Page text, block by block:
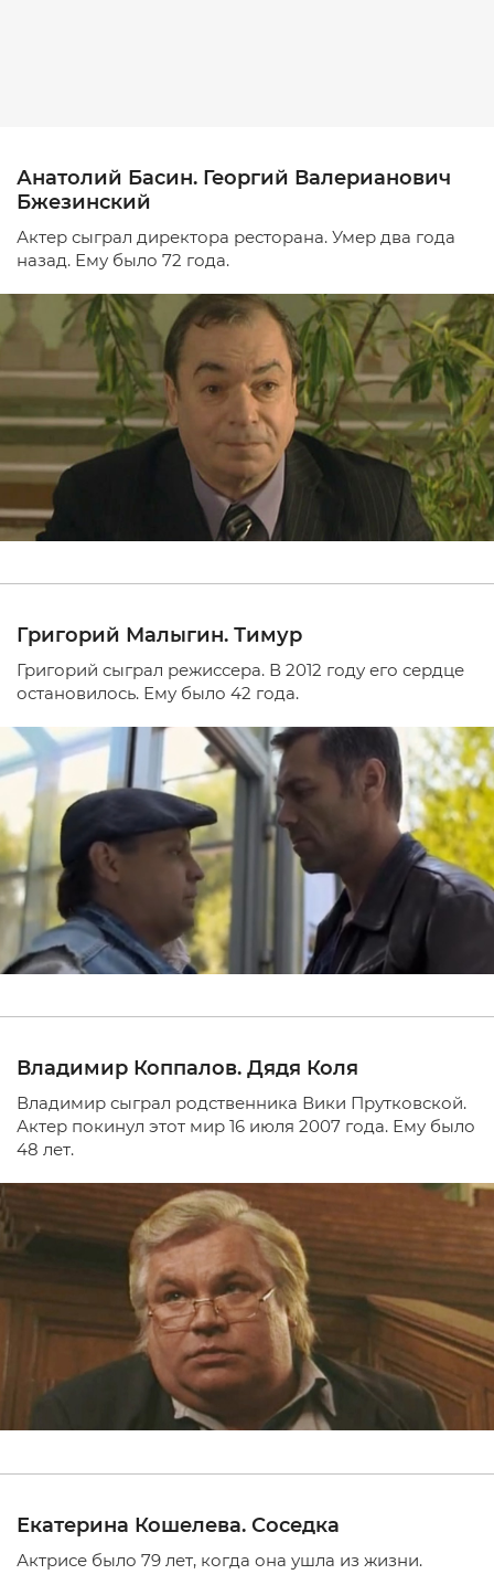
Анатолий Басин. Георгий Валерианович
Бжезинский
Актер сыграл директора ресторана. Умер два года
назад. Ему было 72 года.
Григорий Малыгин. Тимур
Григорий сыграл режиссера. В 2012 году его сердце
остановилось. Ему было 42 года.
Владимир Коппалов. Дядя Коля
Владимир сыграл родственника Вики Прутковской.
Актер покинул этот мир 16 июля 2007 года. Ему было
48 лет.
Екатерина Кошелева. Соседка
Актрисе было 79 лет, когда она ушла из жизни.